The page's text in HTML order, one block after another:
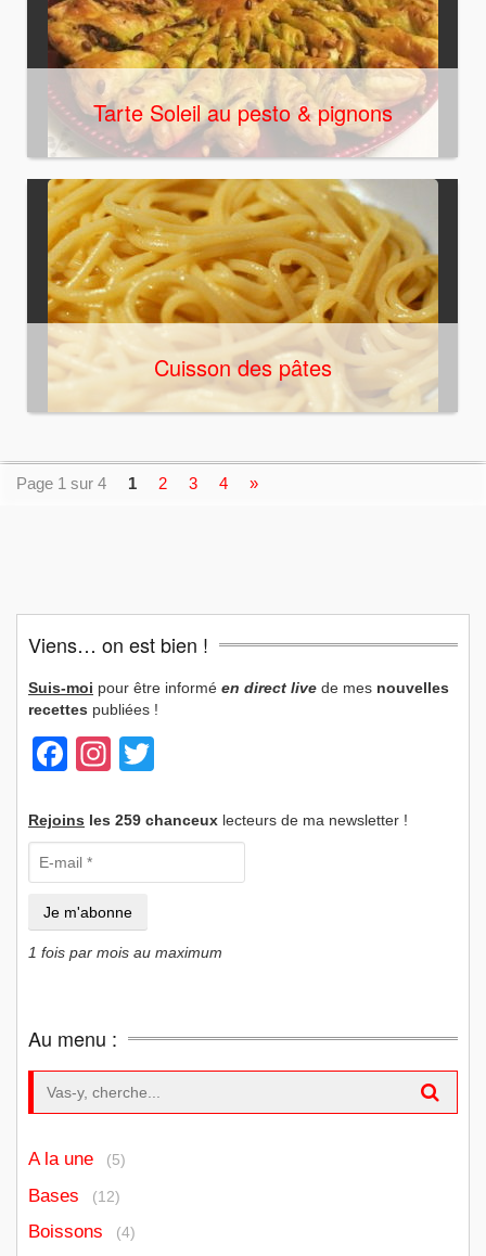
Tarte Soleil au pesto & pignons
Cuisson des pâtes
Page 1 sur 4 1 2 3 4 »
Viens… on est bien !
Suis-moi pour être informé en direct live de mes nouvelles
recettes publiées !
Facebook
Instagram
Rejoins les 259 chanceux lecteurs de ma newsletter !
1 fois par mois au maximum
Au menu :
A la une (5)
Bases (12)
Boissons (4)